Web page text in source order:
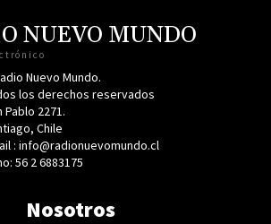
NUEVO MUNDO
Nuevo Mundo.
los derechos reservados
Pablo 2271.
Chile
: info@radionuevomundo.cl
56 2 6883175
Nosotros